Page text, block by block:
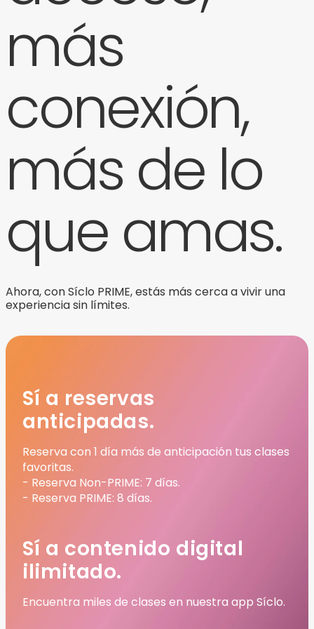
más
conexión,
más de lo
que amas.
Ahora, con Síclo PRIME, estás más cerca a vivir una
experiencia sin límites.
Sí a reservas
anticipadas.
Reserva con 1 día más de anticipación tus clases
favoritas.
- Reserva Non-PRIME: 7 días.
- Reserva PRIME: 8 días.
Sí a contenido digital
ilimitado.
Encuentra miles de clases en nuestra app Síclo.